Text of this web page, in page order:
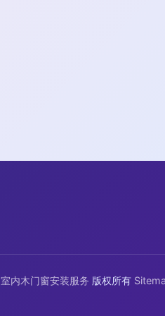
室内木门窗安装服务 版权所有